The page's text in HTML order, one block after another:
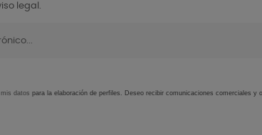
legal.
datos para la elaboración de perfiles. Deseo recibir comunicaciones comerciales y